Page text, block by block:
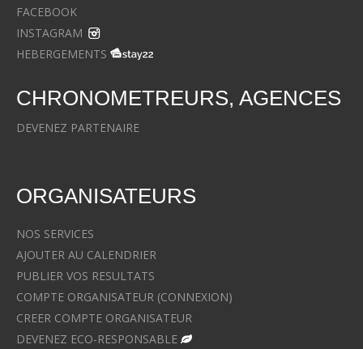
FACEBOOK
INSTAGRAM
HEBERGEMENTS
CHRONOMETREURS, AGENCES
DEVENEZ PARTENAIRE
ORGANISATEURS
NOS SERVICES
AJOUTER AU CALENDRIER
PUBLIER VOS RESULTATS
COMPTE ORGANISATEUR (CONNEXION)
CREER COMPTE ORGANISATEUR
DEVENEZ ECO-RESPONSABLE